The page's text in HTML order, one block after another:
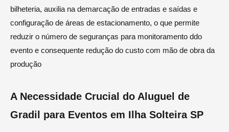
bilheteria, auxilia na demarcação de entradas e saídas e
configuração de áreas de estacionamento, o que permite
reduzir o número de seguranças para monitoramento ddo
evento e consequente redução do custo com mão de obra da
produção
A Necessidade Crucial do Aluguel de
Gradil para Eventos em Ilha Solteira SP